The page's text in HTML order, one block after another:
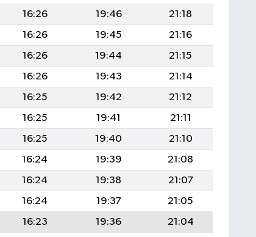
16:26 19:46
21:18
16:26 19:45
21:16
16:26 19:44
21:15
16:26 19:43
21:14
16:25 19:42
21:12
16:25 19:41
21:11
16:25 19:40
21:10
16:24 19:39
21:08
16:24 19:38
21:07
16:24 19:37
21:05
16:23 19:36
21:04